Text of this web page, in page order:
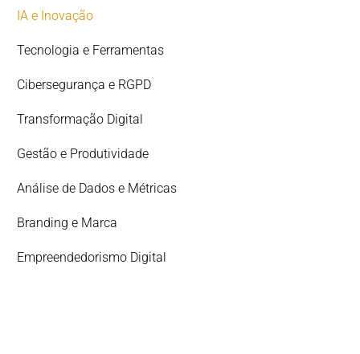
IA e Inovação
Tecnologia e Ferramentas
Cibersegurança e RGPD
Transformação Digital
Gestão e Produtividade
Análise de Dados e Métricas
Branding e Marca
Empreendedorismo Digital